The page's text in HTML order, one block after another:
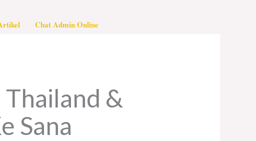
Chat Admin Online
&
Sana